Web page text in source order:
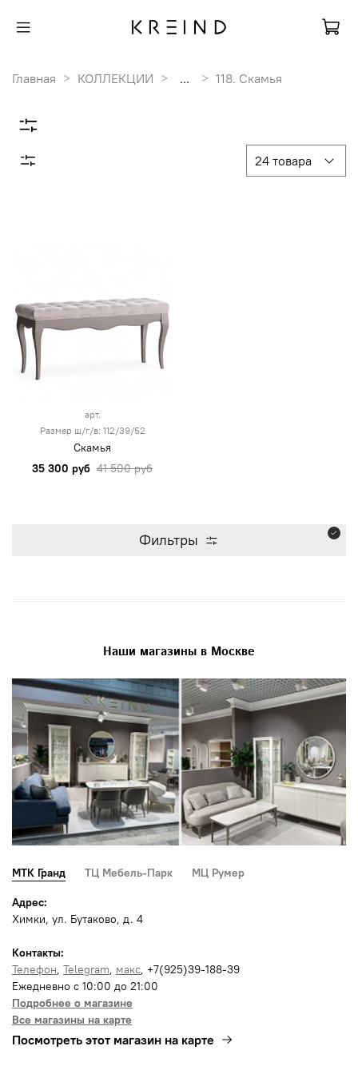
Главная КОЛЛЕКЦИИ ... 118. Скамья
арт.
Размер ш/г/в: 112/39/52
Скамья
35 300 руб 41 500 руб
Фильтры
Наши магазины в Москве
МТК Гранд ТЦ Мебель-Парк МЦ Румер
Адрес:
Химки, ул. Бутаково, д. 4
Контакты:
Телефон, Telegram, макс, +7(925)39-188-39
Ежедневно с 10:00 до 21:00
Подробнее о магазине
Все магазины на карте
Посмотреть этот магазин на карте